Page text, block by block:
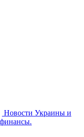
Новости Украины и